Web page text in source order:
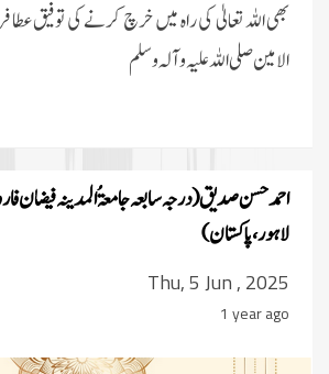
بھی اللہ تعالیٰ کی راہ میں خرچ کرنے کی توفیق عطا
الامین صلی اللہ علیہ وآلہ وسلم
احمدحسن صدیق (درجہ سابعہ جامعۃُ المدینہ فیضان
لاہور ، پاکستان)
Thu, 5 Jun , 2025
1 year ago